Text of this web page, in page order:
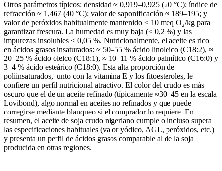
Otros parámetros típicos: densidad ≈ 0,919–0,925 (20 °C); índice de
refracción ≈ 1,467 (40 °C); valor de saponificación ≈ 189–195; y
valor de peróxidos habitualmente mantenido < 10 meq O₂/kg para
garantizar frescura. La humedad es muy baja (< 0,2 %) y las
impurezas insolubles < 0,05 %. Nutricionalmente, el aceite es rico
en ácidos grasos insaturados: ≈ 50–55 % ácido linoleico (C18:2), ≈
20–25 % ácido oleico (C18:1), ≈ 10–11 % ácido palmítico (C16:0) y
3–4 % ácido esteárico (C18:0). Esta alta proporción de
poliinsaturados, junto con la vitamina E y los fitoesteroles, le
confiere un perfil nutricional atractivo. El color del crudo es más
oscuro que el de un aceite refinado (típicamente ≈30–45 en la escala
Lovibond), algo normal en aceites no refinados y que puede
corregirse mediante blanqueo si el comprador lo requiere. En
resumen, el aceite de soja crudo nigeriano cumple o incluso supera
las especificaciones habituales (valor yódico, AGL, peróxidos, etc.)
y presenta un perfil de ácidos grasos comparable al de la soja
producida en otras regiones.